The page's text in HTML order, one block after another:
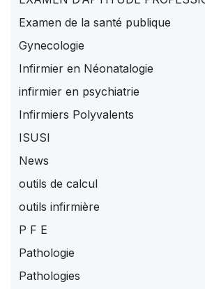
Examen de la santé publique
Gynecologie
Infirmier en Néonatalogie
infirmier en psychiatrie
Infirmiers Polyvalents
ISUSI
News
outils de calcul
outils infirmière
P F E
Pathologie
Pathologies